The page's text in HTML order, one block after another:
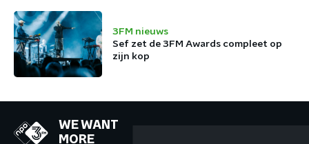
3FM nieuws
Sef zet de 3FM Awards compleet op
zijn kop
WE WANT
MORE